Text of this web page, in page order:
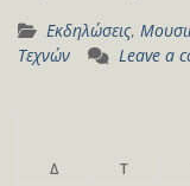
Εκδηλώσεις,
Τεχνών
Leave a
Δ Τ